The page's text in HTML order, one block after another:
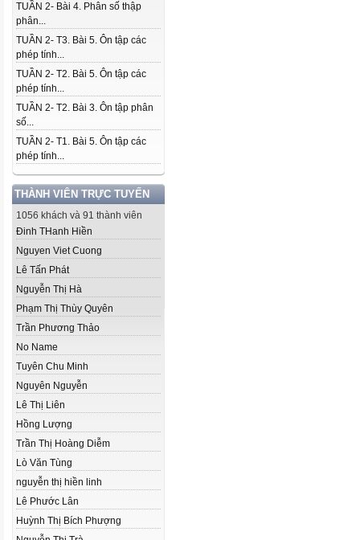
TUẦN 2- Bài 4. Phân số thập
phân...
TUẦN 2- T3. Bài 5. Ôn tập các
phép tính...
TUẦN 2- T2. Bài 5. Ôn tập các
phép tính...
TUẦN 2- T2. Bài 3. Ôn tập phân
số...
TUẦN 2- T1. Bài 5. Ôn tập các
phép tính...
THÀNH VIÊN TRỰC TUYẾN
1056 khách và 91 thành viên
Đinh THanh Hiền
Nguyen Viet Cuong
Lê Tấn Phát
Nguyễn Thị Hà
Phạm Thị Thùy Quyên
Trần Phương Thảo
No Name
Tuyên Chu Minh
Nguyên Nguyễn
Lê Thị Liên
Hồng Lượng
Trần Thị Hoàng Diễm
Lò Văn Tùng
nguyễn thị hiền linh
Lê Phước Lân
Huỳnh Thị Bích Phượng